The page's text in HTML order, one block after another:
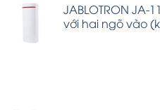
JABLOTRON
với hai ngõ vào